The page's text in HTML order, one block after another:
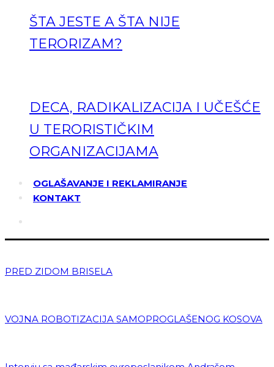
ŠTA JESTE A ŠTA NIJE
TERORIZAM?
DECA, RADIKALIZACIJA I UČEŠĆE
U TERORISTIČKIM
ORGANIZACIJAMA
OGLAŠAVANJE I REKLAMIRANJE
KONTAKT
PRED ZIDOM BRISELA
VOJNA ROBOTIZACIJA SAMOPROGLAŠENOG KOSOVA